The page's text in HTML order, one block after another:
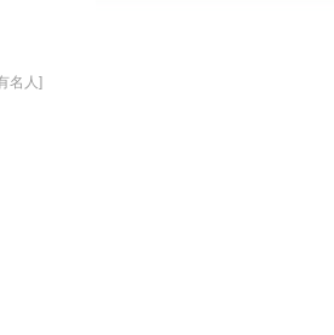
名人]